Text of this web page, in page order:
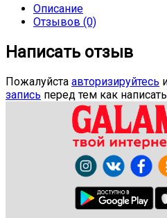
Описание
Отзывов (0)
Написать отзыв
Пожалуйста авторизируйтесь
запись перед тем как